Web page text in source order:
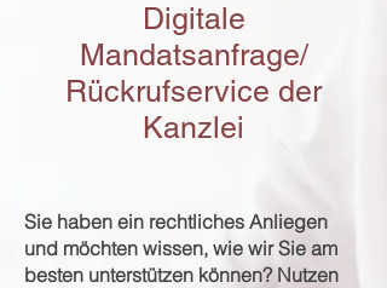
Digitale
Mandatsanfrage/
Rückrufservice der
Kanzlei
Sie haben ein rechtliches Anliegen
und möchten wissen, wie wir Sie am
besten unterstützen können? Nutzen